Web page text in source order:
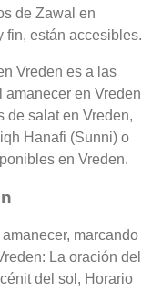
de Zawal en
fin, están accesibles.
Vreden es a las
amanecer en Vreden
de salat en Vreden,
Hanafi (Sunni) o
en Vreden.
marcando
La oración del
del sol, Horario